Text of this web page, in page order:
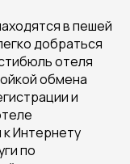
в пешей
добраться
отеля
обмена
и
Интернету
по